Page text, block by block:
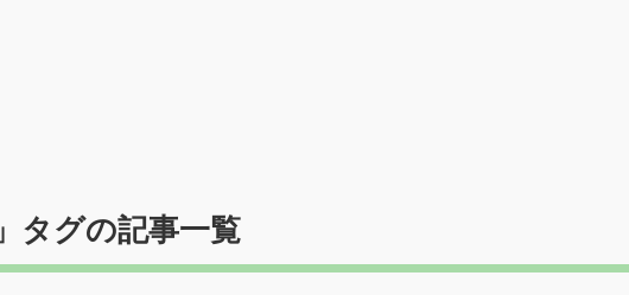
」タグの記事一覧